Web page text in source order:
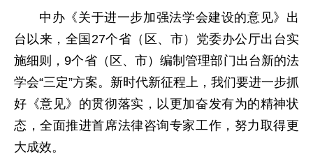
中办《关于进一步加强法学会建设的意见》出
台以来，全国27个省（区、市）党委办公厅出台实
施细则，9个省（区、市）编制管理部门出台新的法
学会“三定”方案。新时代新征程上，我们要进一步抓
好《意见》的贯彻落实，以更加奋发有为的精神状
态，全面推进首席法律咨询专家工作，努力取得更
大成效。